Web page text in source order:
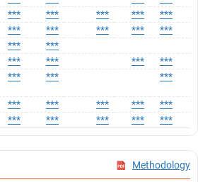
*** *** *** *** ***
*** *** *** *** ***
***
***
*** *** *** ***
*** *** ***
*** *** *** *** ***
*** *** *** *** ***
Methodology